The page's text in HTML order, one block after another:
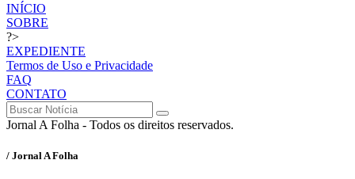
INÍCIO
SOBRE
?>
EXPEDIENTE
Termos de Uso e Privacidade
FAQ
CONTATO
Jornal A Folha - Todos os direitos reservados.
/ Jornal A Folha